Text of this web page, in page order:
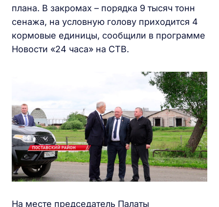
плана. В закромах – порядка 9 тысяч тонн
сенажа, на условную голову приходится 4
кормовые единицы, сообщили в программе
Новости «24 часа» на СТВ.
На месте председатель Палаты